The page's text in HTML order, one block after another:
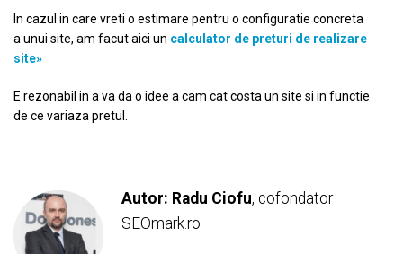
In cazul in care vreti o estimare pentru o configuratie concreta
a unui site, am facut aici un calculator de preturi de realizare
site»
E rezonabil in a va da o idee a cam cat costa un site si in functie
de ce variaza pretul.
Autor: Radu Ciofu, cofondator
SEOmark.ro